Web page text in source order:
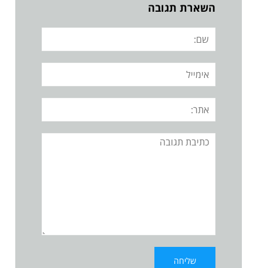
השארת תגובה
שם:
אימייל
אתר:
תגובה